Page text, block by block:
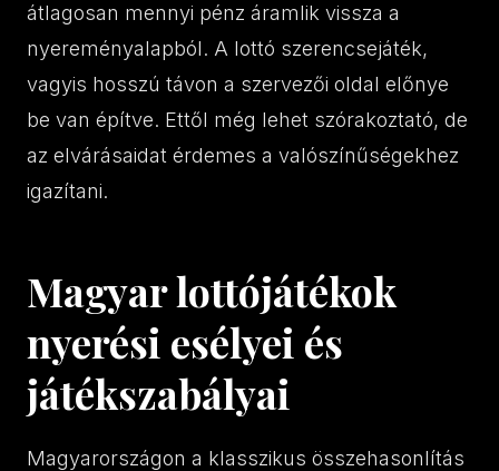
átlagosan mennyi pénz áramlik vissza a
nyereményalapból. A lottó szerencsejáték,
vagyis hosszú távon a szervezői oldal előnye
be van építve. Ettől még lehet szórakoztató, de
az elvárásaidat érdemes a valószínűségekhez
igazítani.
Magyar lottójátékok
nyerési esélyei és
játékszabályai
Magyarországon a klasszikus összehasonlítás